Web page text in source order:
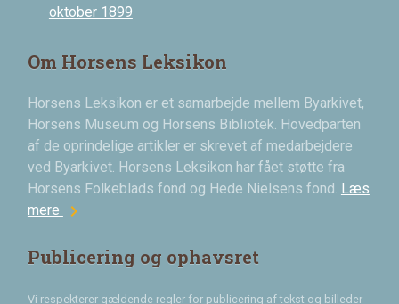
oktober 1899
Om Horsens Leksikon
Horsens Leksikon er et samarbejde mellem Byarkivet,
Horsens Museum og Horsens Bibliotek. Hovedparten
af de oprindelige artikler er skrevet af medarbejdere
ved Byarkivet. Horsens Leksikon har fået støtte fra
Horsens Folkeblads fond og Hede Nielsens fond. Læs
mere chevron_right
Publicering og ophavsret
Vi respekterer gældende regler for publicering af tekst og billeder